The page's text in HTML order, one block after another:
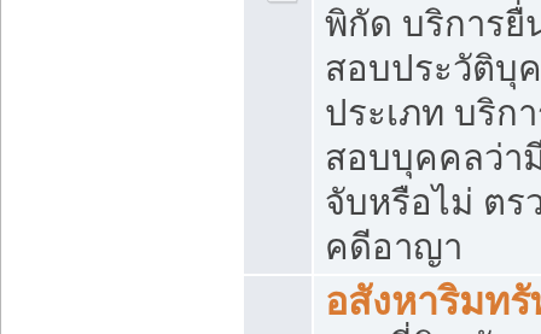
พิกัด บริการยื่
สอบประวัติบุ
ประเภท บริก
สอบบุคคลว่า
จับหรือไม่ ตร
คดีอาญา
อสังหาริมท